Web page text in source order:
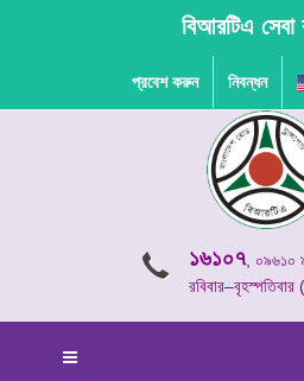
বিআরটিএ সেবা
প্রবেশ করুন নিবন্ধন
১৬১০৭, ০৯৬১০